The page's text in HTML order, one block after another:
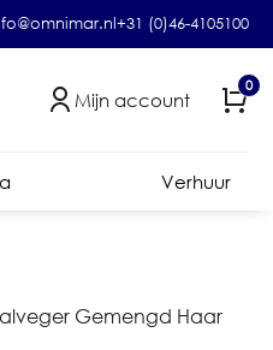
+31 (0)46-4105100
Mijn account
0
Verhuur
Gemengd Haar